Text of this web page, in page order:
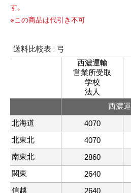
す。
※この商品は代引き不可